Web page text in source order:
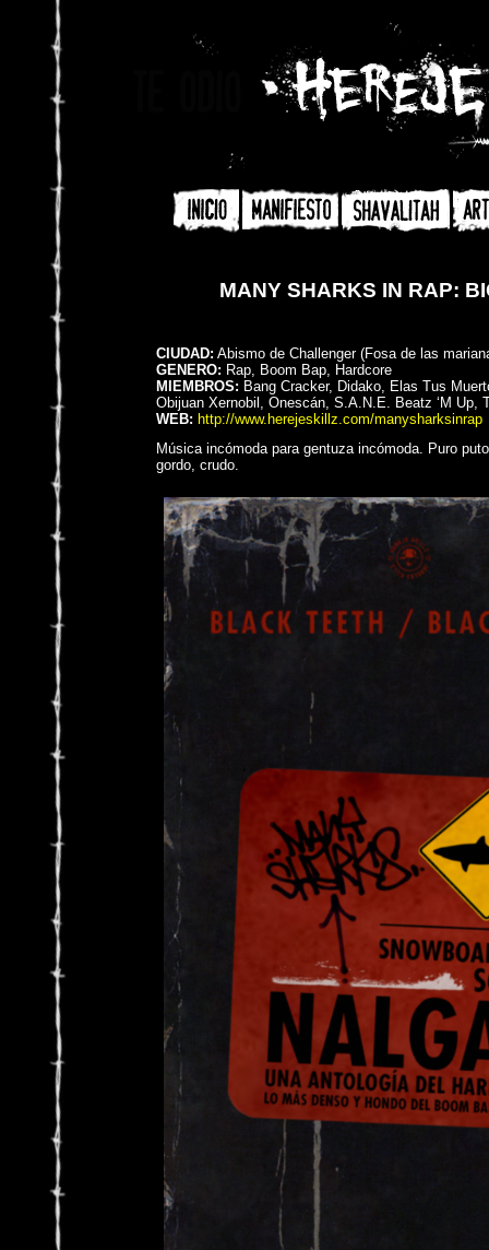
MANY SHARKS IN RAP:
CIUDAD: Abismo de Challenger (Fosa de las
GENERO: Rap, Boom Bap, Hardcore
MIEMBROS: Bang Cracker, Didako, Elas Tus
Obijuan Xernobil, Onescán, S.A.N.E. Beatz ‘M Up,
WEB: http://www.herejeskillz.com/manysharksinrap
Música incómoda para gentuza incómoda. Puro
gordo, crudo.